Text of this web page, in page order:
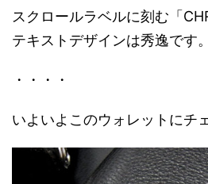
スクロールラベルに刻む「
テキストデザインは秀逸です。
・・・・
いよいよこのウォレットにチ